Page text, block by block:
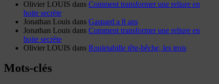
Olivier LOUIS dans Comment transformer une reliure en
boite secrète
Jonathan Louis dans Gaspard a 8 ans
Jonathan Louis dans Comment transformer une reliure en
boite secrète
Olivier LOUIS dans Rouletabille tête-bêche, les trois
Mots-clés